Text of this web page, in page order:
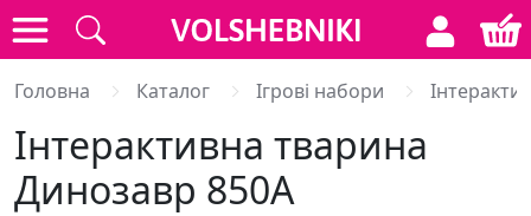
Головна Каталог Ігрові набори
Інтерактивна тварина
Динозавр 850A